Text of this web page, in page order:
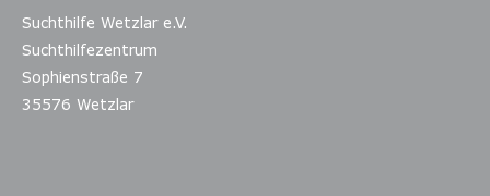
Suchthilfe Wetzlar e.V.
Suchthilfezentrum
Sophienstraße 7
35576 Wetzlar